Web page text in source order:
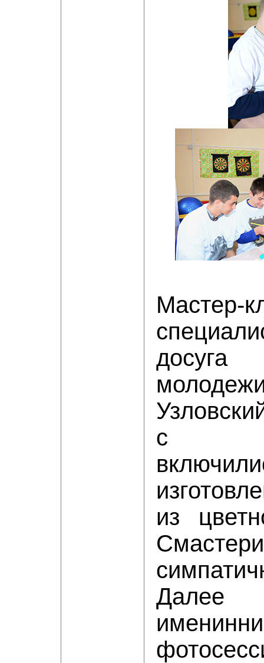
Мастер-
с
из
Далее